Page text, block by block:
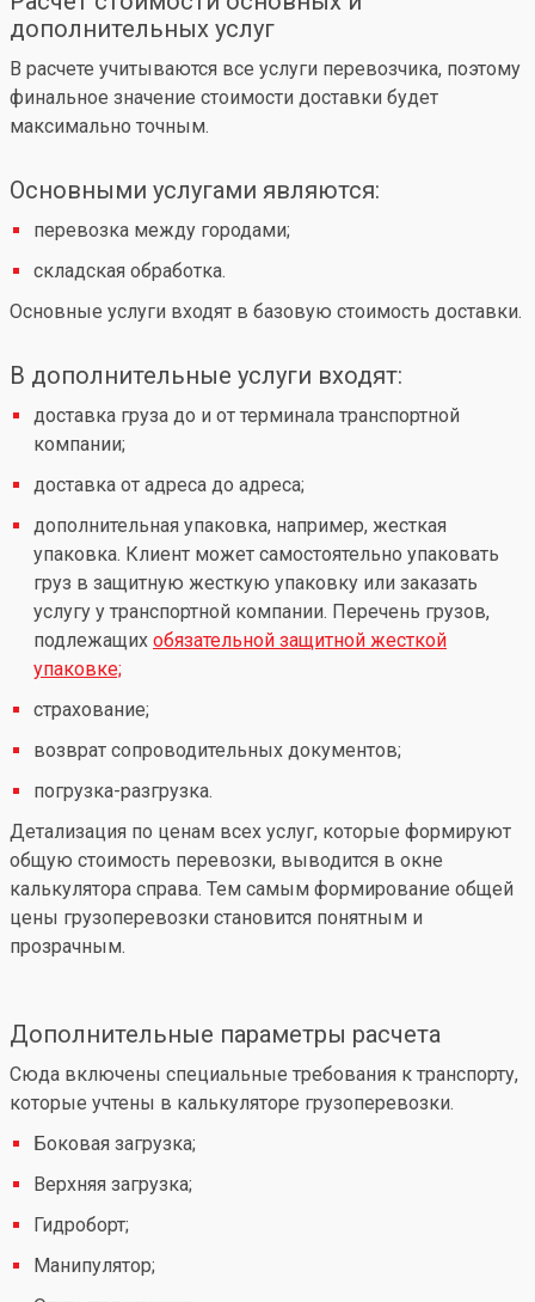
дополнительных услуг
В расчете учитываются все услуги перевозчика, поэтому
финальное значение стоимости доставки будет
максимально точным.
Основными услугами являются:
перевозка между городами;
складская обработка.
Основные услуги входят в базовую стоимость доставки.
В дополнительные услуги входят:
доставка груза до и от терминала транспортной
компании;
доставка от адреса до адреса;
дополнительная упаковка, например, жесткая
упаковка. Клиент может самостоятельно упаковать
груз в защитную жесткую упаковку или заказать
услугу у транспортной компании. Перечень грузов,
подлежащих обязательной защитной жесткой
упаковке;
страхование;
возврат сопроводительных документов;
погрузка-разгрузка.
Детализация по ценам всех услуг, которые формируют
общую стоимость перевозки, выводится в окне
калькулятора справа. Тем самым формирование общей
цены грузоперевозки становится понятным и
прозрачным.
Дополнительные параметры расчета
Сюда включены специальные требования к транспорту,
которые учтены в калькуляторе грузоперевозки.
Боковая загрузка;
Верхняя загрузка;
Гидроборт;
Манипулятор;